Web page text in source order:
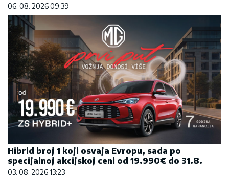
06. 08. 2026 09:39
Hibrid broj 1 koji osvaja Evropu, sada po
specijalnoj akcijskoj ceni od 19.990€ do 31.8.
03. 08. 2026 13:23